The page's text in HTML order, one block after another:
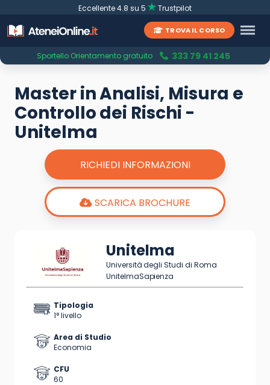
Eccellente 4.8 su 5 Trustpilot
TROVA IL CORSO
Sportello Orientamento gratuito 333 79 41 245
Master in Analisi, Misura e
Controllo dei Rischi -
Unitelma
RICHIEDI INFORMAZIONI
SCARICA BROCHURE
Unitelma
Università degli Studi di Roma
UnitelmaSapienza
Tipologia
1° livello
Area di Studio
Economia
CFU
60